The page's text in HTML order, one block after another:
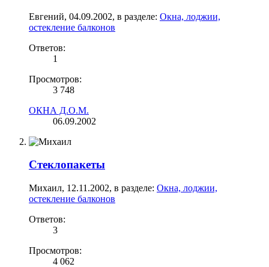
Евгений, 04.09.2002, в разделе: Окна, лоджии,
остекление балконов
Ответов:
1
Просмотров:
3 748
ОКНА Д.О.М.
06.09.2002
Стеклопакеты
Михаил, 12.11.2002, в разделе: Окна, лоджии,
остекление балконов
Ответов:
3
Просмотров:
4 062